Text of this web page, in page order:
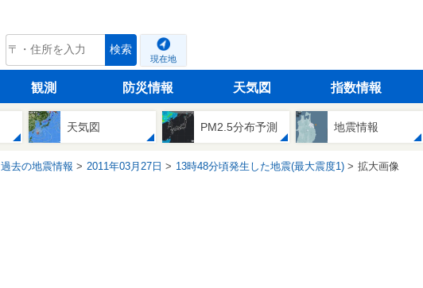
tenki.jp 検索
現在地
観測 防災情報 天気図 指数情報
天気図 PM2.5分布予測 地震情報
過去の地震情報 2011年03月27日 13時48分頃発生した地震(最大震度1) 拡大画像